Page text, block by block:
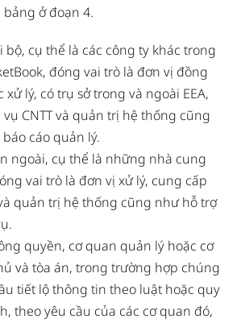
ở đoạn 4.
bộ, cụ thể là các công ty khác trong
đóng vai trò là đơn vị đồng
xử lý, có trụ sở trong và ngoài EEA,
CNTT và quản trị hệ thống cũng
cáo quản lý.
ngoài, cụ thể là những nhà cung
vai trò là đơn vị xử lý, cung cấp
quản trị hệ thống cũng như hỗ trợ
quyền, cơ quan quản lý hoặc cơ
và tòa án, trong trường hợp chúng
tiết lộ thông tin theo luật hoặc quy
theo yêu cầu của các cơ quan đó,